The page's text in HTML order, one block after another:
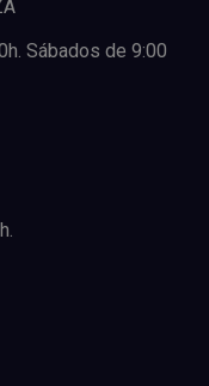
Sábados de 9:00